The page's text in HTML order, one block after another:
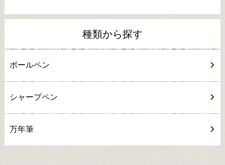
種類から探す
ボールペン
シャープペン
万年筆